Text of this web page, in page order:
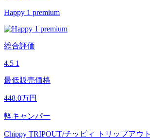
Happy 1 premium
総合評価
4.5 1
最低販売価格
448.0万円
軽キャンパー
Chippy TRIPOUT/チッピィ トリップアウト